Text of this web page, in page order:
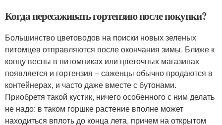
Когда пересаживать гортензию после покупки?
Большинство цветоводов на поиски новых зеленых
питомцев отправляются после окончания зимы. Ближе к
концу весны в питомниках или цветочных магазинах
появляется и гортензия – саженцы обычно продаются в
контейнерах, и часто даже вместе с бутонами.
Приобретя такой кустик, ничего особенного с ним делать
не надо: в таком горшке растение вполне может
находиться вплоть до конца лета, причем на открытом